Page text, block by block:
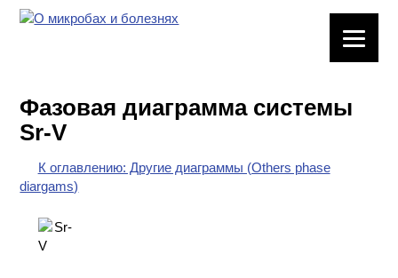
ХИМИЧЕСКАЯ
ПОСУДА
ВРЕДНЫЕ
ФАКТОРЫ
Фазовая диаграмма системы
Sr-V
К оглавлению: Другие диаграммы (Others phase
diargams)